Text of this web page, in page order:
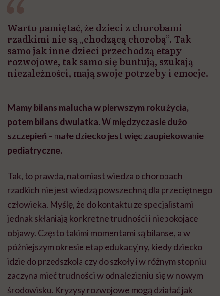
Warto pamiętać, że dzieci z chorobami
rzadkimi nie są „chodzącą chorobą”. Tak
samo jak inne dzieci przechodzą etapy
rozwojowe, tak samo się buntują, szukają
niezależności, mają swoje potrzeby i emocje.
Mamy bilans malucha w pierwszym roku życia,
potem bilans dwulatka. W międzyczasie dużo
szczepień – małe dziecko jest więc zaopiekowanie
pediatryczne.
Tak, to prawda, natomiast wiedza o chorobach
rzadkich nie jest wiedzą powszechną dla przeciętnego
człowieka. Myślę, że do kontaktu ze specjalistami
jednak skłaniają konkretne trudności i niepokojące
objawy. Często takimi momentami są bilanse, a w
późniejszym okresie etap edukacyjny, kiedy dziecko
idzie do przedszkola czy do szkoły i w różnym stopniu
zaczyna mieć trudności w odnalezieniu się w nowym
środowisku. Kryzysy rozwojowe mogą działać jak